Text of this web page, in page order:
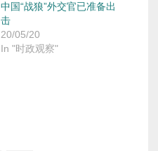
中国“战狼”外交官已准备出
击
20/05/20
In "时政观察"